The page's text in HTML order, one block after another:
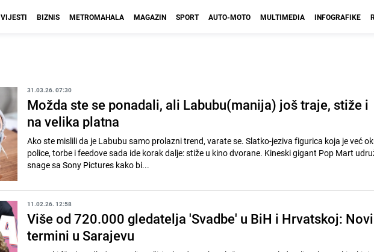
VIJESTI BIZNIS METROMAHALA MAGAZIN SPORT AUTO-MOTO MULTIMEDIA INFOGRAFIKE
31.03.26. 07:30
Možda ste se ponadali, ali Labubu(manija) još traje, stiže i
na velika platna
Ako ste mislili da je Labubu samo prolazni trend, varate se. Slatko-jeziva figurica koja je već
police, torbe i feedove sada ide korak dalje: stiže u kino dvorane. Kineski gigant Pop Mart
snage sa Sony Pictures kako bi...
11.02.26. 12:58
Više od 720.000 gledatelja 'Svadbe' u BiH i Hrvatskoj: Novi
termini u Sarajevu